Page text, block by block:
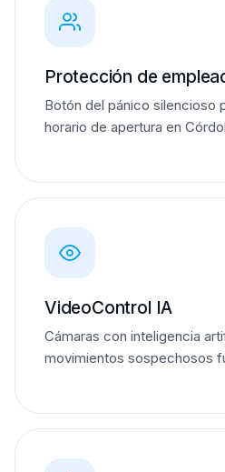
Protección de
Botón del pánico silencioso
horario de apertura en
VideoControl IA
Cámaras con inteligencia
movimientos sospechosos